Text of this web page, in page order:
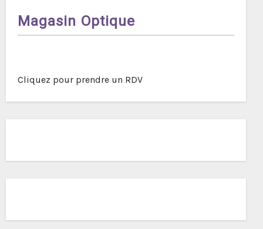
Magasin Optique
Cliquez pour prendre un RDV